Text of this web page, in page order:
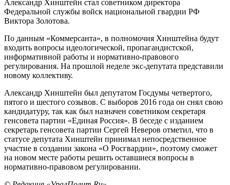
Александр Хинштейн стал советником директора
Федеральной службы войск национальной гвардии РФ
Виктора Золотова.
По данным «Коммерсанта», в полномочия Хинштейна будут
входить вопросы идеологической, пропагандистской,
информативной работы и нормативно-правового
регулирования. На прошлой неделе экс-депутата представили
новому коллективу.
Александр Хинштейн был депутатом Госдумы четвертого,
пятого и шестого созывов. С выборов 2016 года он снял свою
кандидатуру, так как был назначен советником секретаря
генсовета партии «Единая Россия». В беседе с изданием
секретарь генсовета партии Сергей Неверов отметил, что в
статусе депутата Хинштейн принимал непосредственное
участие в создании закона «О Росгвардии», поэтому сможет
на новом месте работы решить оставшиеся вопросы в
нормативно-правовом регулировании.